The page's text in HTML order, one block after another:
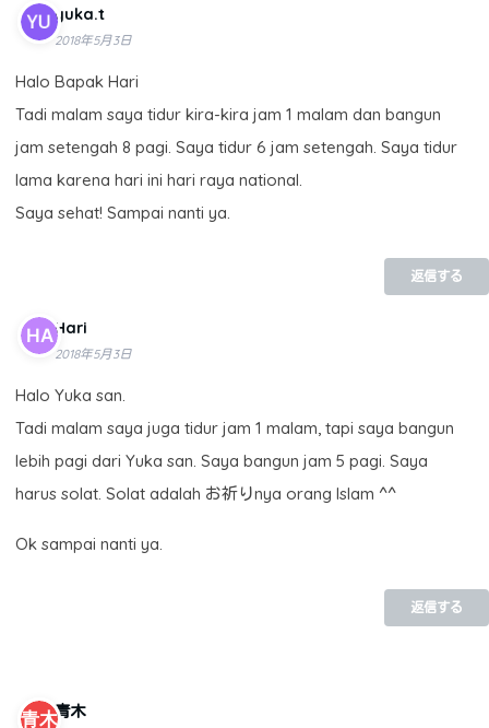
yuka.t
2018年5月3日
Halo Bapak Hari
Tadi malam saya tidur kira-kira jam 1 malam dan bangun
jam setengah 8 pagi. Saya tidur 6 jam setengah. Saya tidur
lama karena hari ini hari raya national.
Saya sehat! Sampai nanti ya.
返信する
Hari
2018年5月3日
Halo Yuka san.
Tadi malam saya juga tidur jam 1 malam, tapi saya bangun
lebih pagi dari Yuka san. Saya bangun jam 5 pagi. Saya
harus solat. Solat adalah お祈りnya orang Islam ^^
Ok sampai nanti ya.
返信する
青木